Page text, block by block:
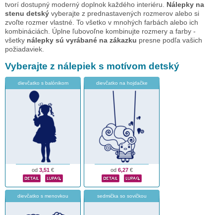
tvorí dostupný moderný doplnok každého interiéru. Nálepky na
stenu detský vyberajte z prednastavených rozmerov alebo si
zvoľte rozmer vlastné. To všetko v mnohých farbách alebo ich
kombináciách. Úplne ľubovoľne kombinujte rozmery a farby -
všetky nálepky sú vyrábané na zákazku presne podľa vašich
požiadaviek.
Vyberajte z nálepiek s motívom detský
dievčatko s balónikom
od 3,51 €
dievčatko na hojdačke
od 6,27 €
dievčatko s menovkou sedmička so sovičkou